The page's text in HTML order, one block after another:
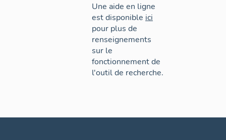
Une aide en ligne
est disponible ici
pour plus de
renseignements
sur le
fonctionnement de
l'outil de recherche.